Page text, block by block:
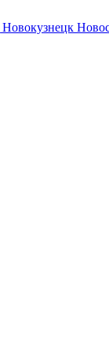
Новокузнецк